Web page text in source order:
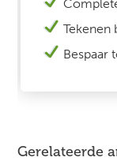
Tekenen
Bespaar
Gerelateerde